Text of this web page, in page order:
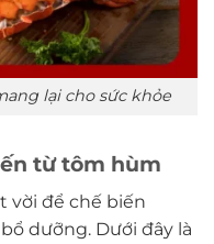
lại cho sức khỏe
từ tôm hùm
vời để chế biến
dưỡng. Dưới đây là